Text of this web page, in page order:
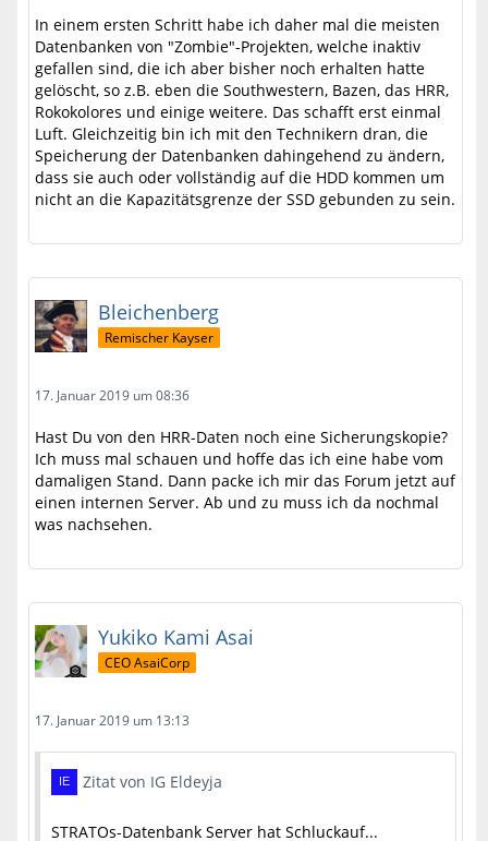
In einem ersten Schritt habe ich daher mal die meisten
Datenbanken von "Zombie"-Projekten, welche inaktiv
gefallen sind, die ich aber bisher noch erhalten hatte
gelöscht, so z.B. eben die Southwestern, Bazen, das HRR,
Rokokolores und einige weitere. Das schafft erst einmal
Luft. Gleichzeitig bin ich mit den Technikern dran, die
Speicherung der Datenbanken dahingehend zu ändern,
dass sie auch oder vollständig auf die HDD kommen um
nicht an die Kapazitätsgrenze der SSD gebunden zu sein.
Bleichenberg
Remischer Kayser
17. Januar 2019 um 08:36
Hast Du von den HRR-Daten noch eine Sicherungskopie?
Ich muss mal schauen und hoffe das ich eine habe vom
damaligen Stand. Dann packe ich mir das Forum jetzt auf
einen internen Server. Ab und zu muss ich da nochmal
was nachsehen.
Yukiko Kami Asai
CEO AsaiCorp
17. Januar 2019 um 13:13
Zitat von IG Eldeyja
STRATOs-Datenbank Server hat Schluckauf...